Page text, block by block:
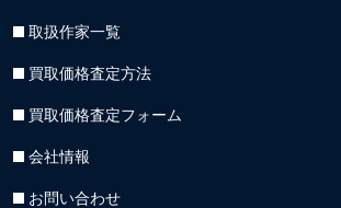
取扱作家一覧
買取価格査定方法
買取価格査定フォーム
会社情報
お問い合わせ